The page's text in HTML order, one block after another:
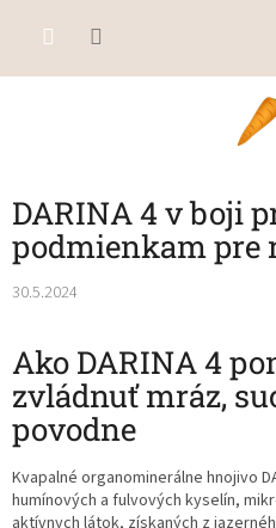
DARINA 4 v boji
podmienkam pre
30.5.2024
Ako DARINA 4
zvládnuť mráz,
povodne
Kvapalné organominerálne hnojivo
humínových a fulvových kyselín,
aktívnych látok, získaných z